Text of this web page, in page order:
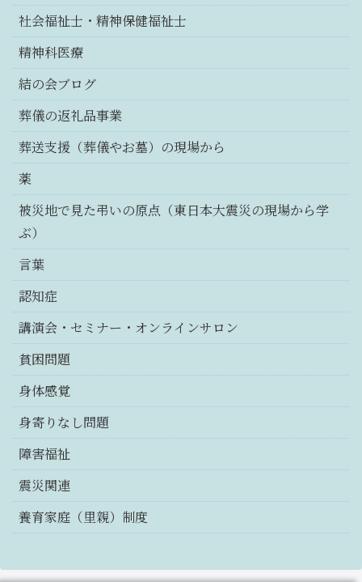
社会福祉士・精神保健福祉士
精神科医療
結の会ブログ
葬儀の返礼品事業
葬送支援（葬儀やお墓）の現場から
薬
被災地で見た弔いの原点（東日本大震災の現場から学
ぶ）
言葉
認知症
講演会・セミナー・オンラインサロン
貧困問題
身体感覚
身寄りなし問題
障害福祉
震災関連
養育家庭（里親）制度